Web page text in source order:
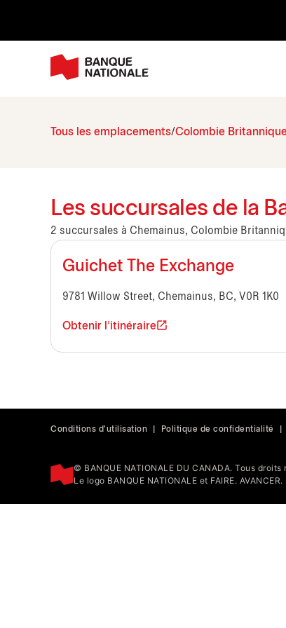
Tous les emplacements Colombie
Les succursales de la
2 succursales à Chemainus, Colombie
Guichet The Exchange
9781 Willow Street, Chemainus, BC, V0R 1K0
Obtenir l'itinéraire
Conditions d'utilisation Politique de confidentialité
© BANQUE NATIONALE DU CANADA. Tous
Le logo BANQUE NATIONALE et FAIRE.